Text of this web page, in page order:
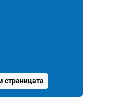
страницата